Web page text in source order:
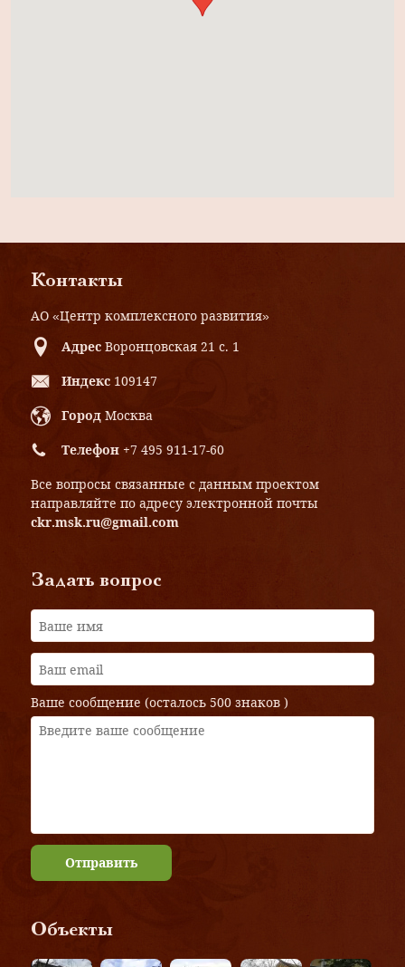
Контакты
АО «Центр комплексного развития»
Адрес Воронцовская 21 с. 1
Индекс 109147
Город Москва
Телефон +7 495 911-17-60
Все вопросы связанные с данным проектом
направляйте по адресу электронной почты
ckr.msk.ru@gmail.com
Задать вопрос
Ваше сообщение (осталось 500 знаков )
Отправить
Объекты